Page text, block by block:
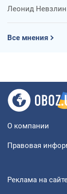
Леонид Невзлин
Все мнения
О компании
Правовая
Реклама на